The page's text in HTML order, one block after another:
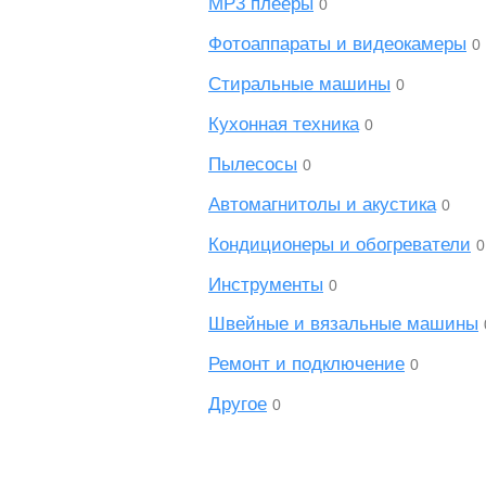
MP3 плееры 0
Фотоаппараты и видеокамеры 0
Стиральные машины 0
Кухонная техника 0
Пылесосы 0
Автомагнитолы и акустика 0
Кондиционеры и обогреватели 0
Инструменты 0
Швейные и вязальные машины
Ремонт и подключение 0
Другое 0